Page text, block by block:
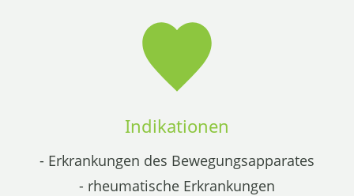
Indikationen
- Erkrankungen des Bewegungsapparates
- rheumatische Erkrankungen